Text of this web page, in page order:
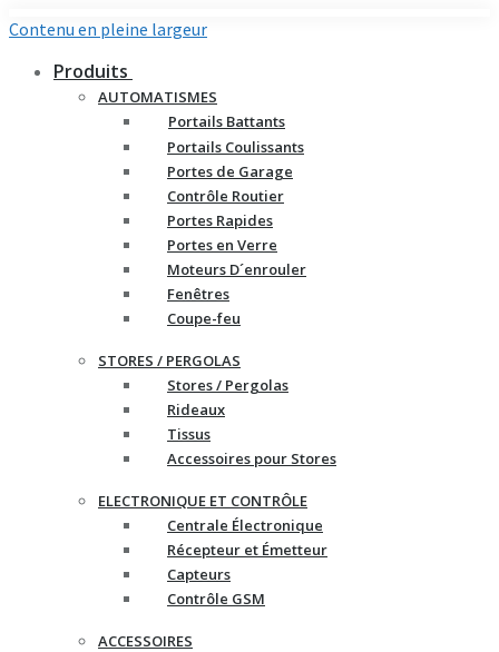
Contenu en pleine largeur
Produits
AUTOMATISMES
Portails Battants
Portails Coulissants
Portes de Garage
Contrôle Routier
Portes Rapides
Portes en Verre
Moteurs D´enrouler
Fenêtres
Coupe-feu
STORES / PERGOLAS
Stores / Pergolas
Rideaux
Tissus
Accessoires pour Stores
ELECTRONIQUE ET CONTRÔLE
Centrale Électronique
Récepteur et Émetteur
Capteurs
Contrôle GSM
ACCESSOIRES